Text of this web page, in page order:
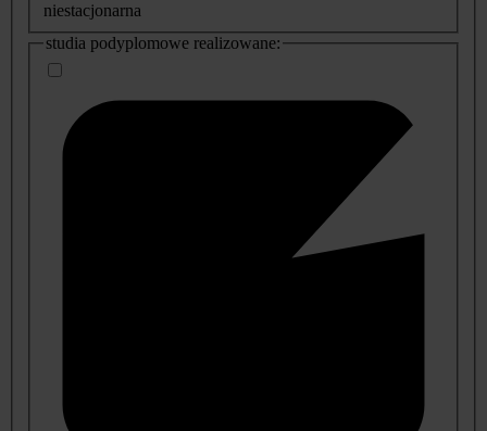
niestacjonarna
studia podyplomowe realizowane: